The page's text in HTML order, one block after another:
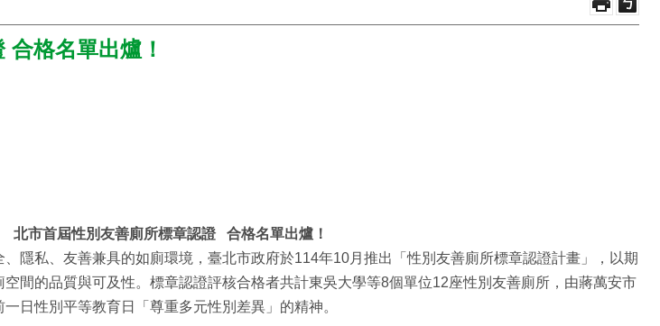
格名單出爐！
北市首屆性別友善廁所標章認證 合格名單出爐！
隱私、友善兼具的如廁環境，臺北市政府於114年10月推出「性別友善廁所標章認證計畫」，以期
間的品質與可及性。標章認證評核合格者共計東吳大學等8個單位12座性別友善廁所，由蔣萬安市
日性別平等教育日「尊重多元性別差異」的精神。